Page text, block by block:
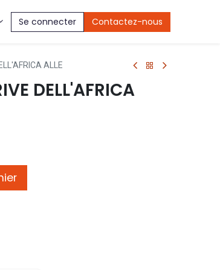
Se connecter Contactez-nous
ALLE
DELL'AFRICA